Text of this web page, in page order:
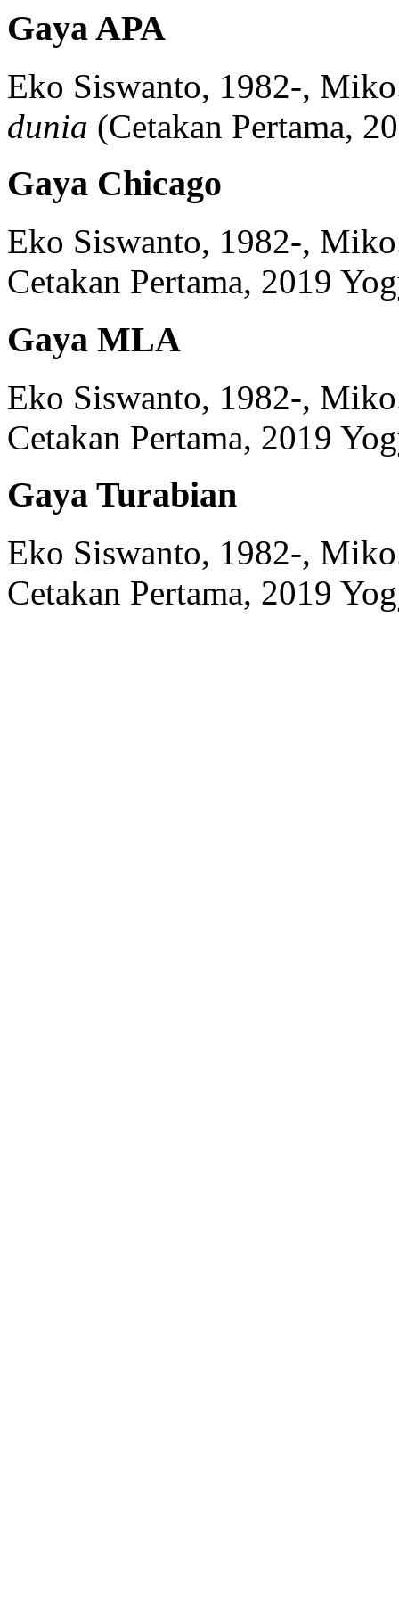
Gaya APA
Eko Siswanto, 1982-,
dunia (Cetakan Pertama,
Gaya Chicago
Eko Siswanto, 1982-,
Cetakan Pertama, 2019
Gaya MLA
Eko Siswanto, 1982-,
Cetakan Pertama, 2019
Gaya Turabian
Eko Siswanto, 1982-,
Cetakan Pertama, 2019